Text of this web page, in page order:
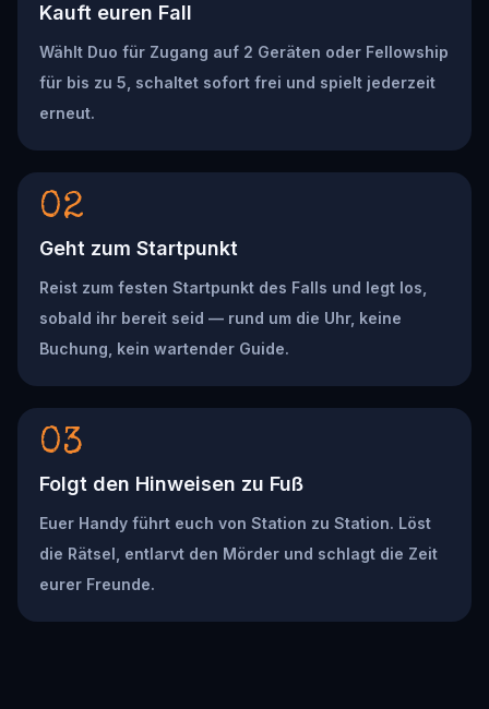
Kauft euren Fall
Wählt Duo für Zugang auf 2 Geräten oder Fellowship
für bis zu 5, schaltet sofort frei und spielt jederzeit
erneut.
02
Geht zum Startpunkt
Reist zum festen Startpunkt des Falls und legt los,
sobald ihr bereit seid — rund um die Uhr, keine
Buchung, kein wartender Guide.
03
Folgt den Hinweisen zu Fuß
Euer Handy führt euch von Station zu Station. Löst
die Rätsel, entlarvt den Mörder und schlagt die Zeit
eurer Freunde.